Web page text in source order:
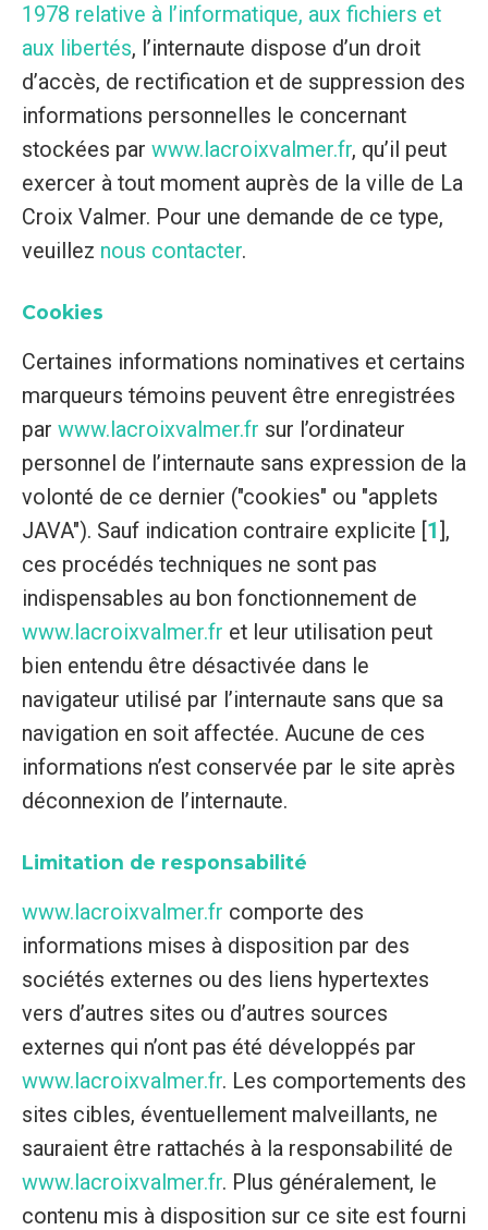
1978 relative à l’informatique, aux fichiers et
aux libertés, l’internaute dispose d’un droit
d’accès, de rectification et de suppression des
informations personnelles le concernant
stockées par www.lacroixvalmer.fr, qu’il peut
exercer à tout moment auprès de la ville de La
Croix Valmer. Pour une demande de ce type,
veuillez nous contacter.
Cookies
Certaines informations nominatives et certains
marqueurs témoins peuvent être enregistrées
par www.lacroixvalmer.fr sur l’ordinateur
personnel de l’internaute sans expression de la
volonté de ce dernier ("cookies" ou "applets
JAVA"). Sauf indication contraire explicite 1 ,
ces procédés techniques ne sont pas
indispensables au bon fonctionnement de
www.lacroixvalmer.fr et leur utilisation peut
bien entendu être désactivée dans le
navigateur utilisé par l’internaute sans que sa
navigation en soit affectée. Aucune de ces
informations n’est conservée par le site après
déconnexion de l’internaute.
Limitation de responsabilité
www.lacroixvalmer.fr comporte des
informations mises à disposition par des
sociétés externes ou des liens hypertextes
vers d’autres sites ou d’autres sources
externes qui n’ont pas été développés par
www.lacroixvalmer.fr. Les comportements des
sites cibles, éventuellement malveillants, ne
sauraient être rattachés à la responsabilité de
www.lacroixvalmer.fr. Plus généralement, le
contenu mis à disposition sur ce site est fourni